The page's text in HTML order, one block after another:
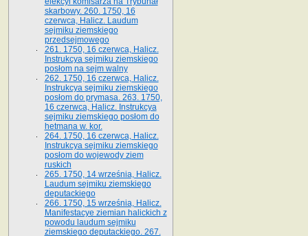
skarbowy. 260. 1750, 16
czerwca, Halicz. Laudum
sejmiku ziemskiego
przedsejmowego
261. 1750, 16 czerwca, Halicz.
Instrukcya sejmiku ziemskiego
posłom na sejm walny
262. 1750, 16 czerwca, Halicz.
Instrukcya sejmiku ziemskiego
posłom do prymasa. 263. 1750,
16 czerwca, Halicz. Instrukcya
sejmiku ziemskiego posłom do
hetmana w. kor.
264. 1750, 16 czerwca, Halicz.
Instrukcya sejmiku ziemskiego
posłom do wojewody ziem
ruskich
265. 1750, 14 września, Halicz.
Laudum sejmiku ziemskiego
deputackiego
266. 1750, 15 września, Halicz.
Manifestacye ziemian halickich z
powodu laudum sejmiku
ziemskiego deputackiego. 267.